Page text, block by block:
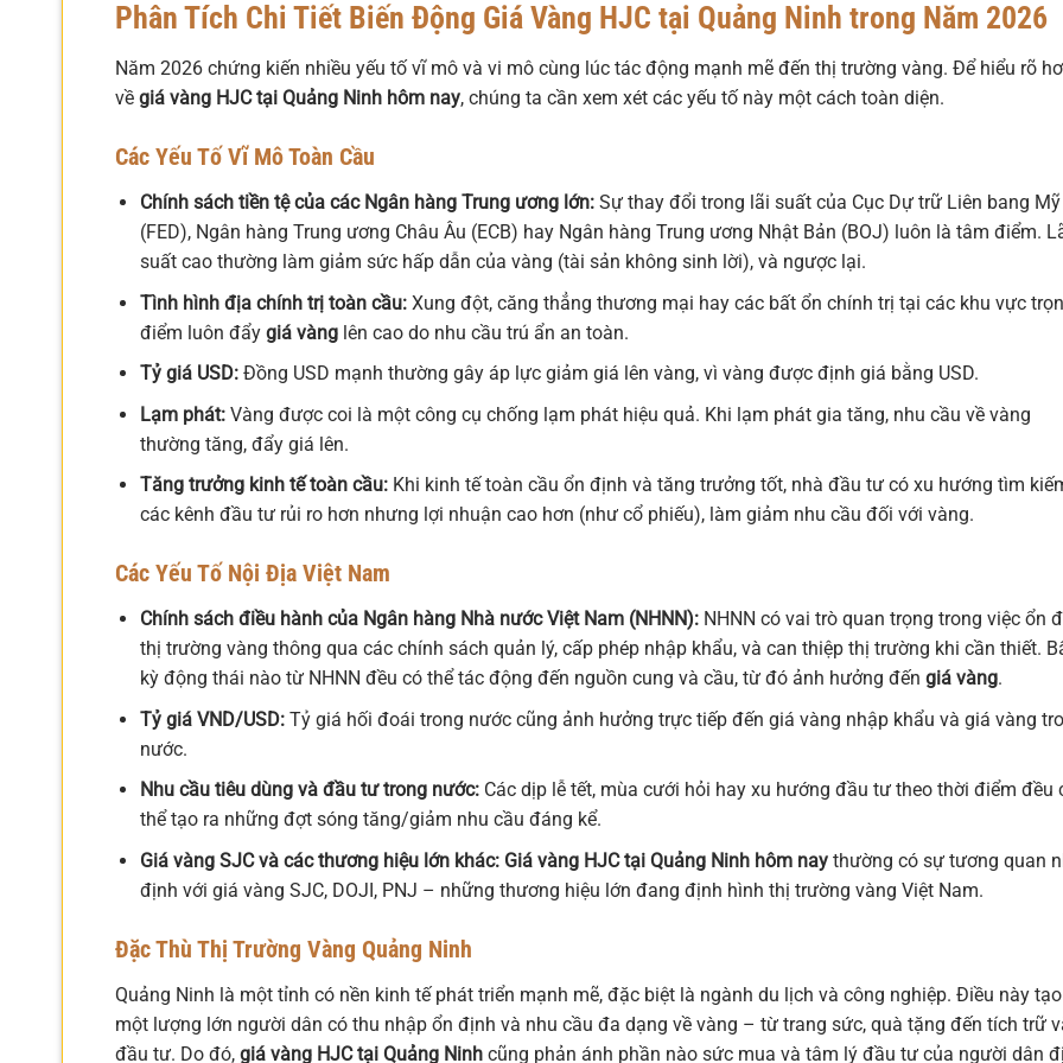
Phân Tích Chi Tiết Biến Động Giá Vàng HJC tại Quảng Ninh trong Năm 2026
Năm 2026 chứng kiến nhiều yếu tố vĩ mô và vi mô cùng lúc tác động mạnh mẽ đến thị trường vàng. Để hiểu rõ
về giá vàng HJC tại Quảng Ninh hôm nay, chúng ta cần xem xét các yếu tố này một cách toàn diện.
Các Yếu Tố Vĩ Mô Toàn Cầu
Chính sách tiền tệ của các Ngân hàng Trung ương lớn:Sự thay đổi trong lãi suất của Cục Dự trữ Liên bang Mỹ
(FED), Ngân hàng Trung ương Châu Âu (ECB) hay Ngân hàng Trung ương Nhật Bản (BOJ) luôn là tâm điểm.
suất cao thường làm giảm sức hấp dẫn của vàng (tài sản không sinh lời), và ngược lại.
Tình hình địa chính trị toàn cầu:Xung đột, căng thẳng thương mại hay các bất ổn chính trị tại các khu vực
điểm luôn đẩy giá vànglên cao do nhu cầu trú ẩn an toàn.
Tỷ giá USD:Đồng USD mạnh thường gây áp lực giảm giá lên vàng, vì vàng được định giá bằng USD.
Lạm phát:Vàng được coi là một công cụ chống lạm phát hiệu quả. Khi lạm phát gia tăng, nhu cầu về vàng
thường tăng, đẩy giá lên.
Tăng trưởng kinh tế toàn cầu:Khi kinh tế toàn cầu ổn định và tăng trưởng tốt, nhà đầu tư có xu hướng tìm
các kênh đầu tư rủi ro hơn nhưng lợi nhuận cao hơn (như cổ phiếu), làm giảm nhu cầu đối với vàng.
Các Yếu Tố Nội Địa Việt Nam
Chính sách điều hành của Ngân hàng Nhà nước Việt Nam (NHNN):NHNN có vai trò quan trọng trong việc ổn
thị trường vàng thông qua các chính sách quản lý, cấp phép nhập khẩu, và can thiệp thị trường khi cần thiết.
kỳ động thái nào từ NHNN đều có thể tác động đến nguồn cung và cầu, từ đó ảnh hưởng đến giá vàng.
Tỷ giá VND/USD:Tỷ giá hối đoái trong nước cũng ảnh hưởng trực tiếp đến giá vàng nhập khẩu và giá vàng
nước.
Nhu cầu tiêu dùng và đầu tư trong nước:Các dịp lễ tết, mùa cưới hỏi hay xu hướng đầu tư theo thời điểm đều
thể tạo ra những đợt sóng tăng/giảm nhu cầu đáng kể.
Giá vàng SJC và các thương hiệu lớn khác: Giá vàng HJC tại Quảng Ninh hôm naythường có sự tương quan
định với giá vàng SJC, DOJI, PNJ – những thương hiệu lớn đang định hình thị trường vàng Việt Nam.
Đặc Thù Thị Trường Vàng Quảng Ninh
Quảng Ninh là một tỉnh có nền kinh tế phát triển mạnh mẽ, đặc biệt là ngành du lịch và công nghiệp. Điều này
một lượng lớn người dân có thu nhập ổn định và nhu cầu đa dạng về vàng – từ trang sức, quà tặng đến tích trữ
đầu tư. Do đó, giá vàng HJC tại Quảng Ninh cũng phản ánh phần nào sức mua và tâm lý đầu tư của người dân